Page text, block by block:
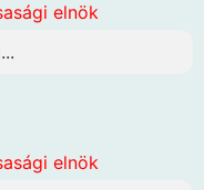
elnök
elnök